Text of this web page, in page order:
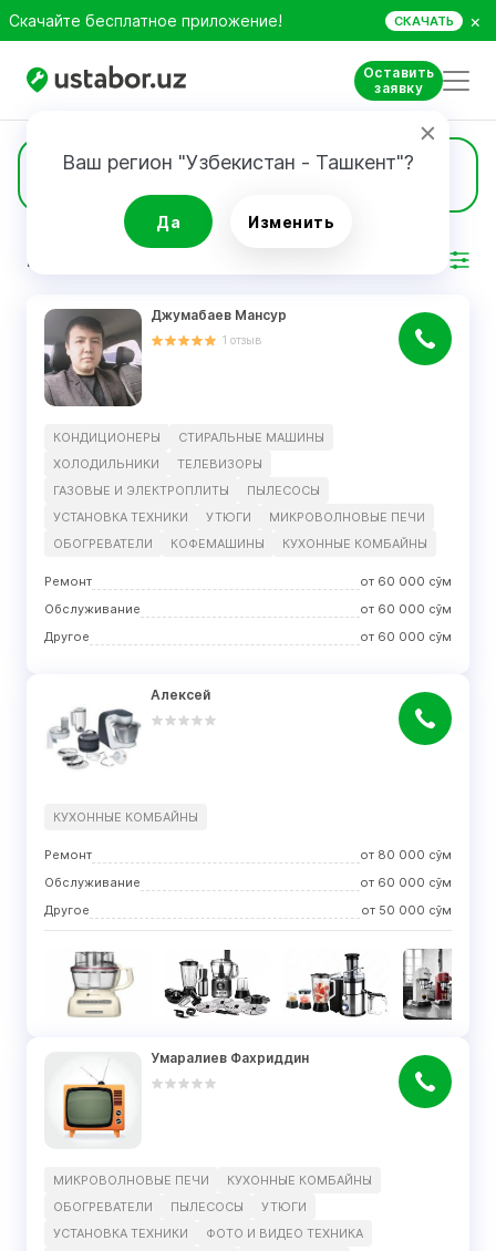
Скачайте бесплатное приложение! СКАЧАТЬ ×
Оставить
заявку
Ваш регион "Узбекистан - Ташкент"?
Да Изменить
Кухонные комбайны
РЕЗУЛЬТАТ
Джумабаев Мансур
1 отзыв
КОНДИЦИОНЕРЫ
СТИРАЛЬНЫЕ МАШИНЫ
ХОЛОДИЛЬНИКИ
ТЕЛЕВИЗОРЫ
ГАЗОВЫЕ И ЭЛЕКТРОПЛИТЫ
ПЫЛЕСОСЫ
УСТАНОВКА ТЕХНИКИ
УТЮГИ
МИКРОВОЛНОВЫЕ ПЕЧИ
ОБОГРЕВАТЕЛИ
КОФЕМАШИНЫ КУХОННЫЕ КОМБАЙНЫ
Ремонт от 60 000 сўм
Обслуживание
от 60 000 сўм
Другое
от 60 000 сўм
Алексей
КУХОННЫЕ КОМБАЙНЫ
Ремонт от 80 000 сўм
Обслуживание
от 60 000 сўм
Другое
от 50 000 сўм
Умаралиев Фахриддин
МИКРОВОЛНОВЫЕ ПЕЧИ
КУХОННЫЕ КОМБАЙНЫ
ОБОГРЕВАТЕЛИ
ПЫЛЕСОСЫ
УТЮГИ
УСТАНОВКА ТЕХНИКИ
ФОТО И ВИДЕО ТЕХНИКА